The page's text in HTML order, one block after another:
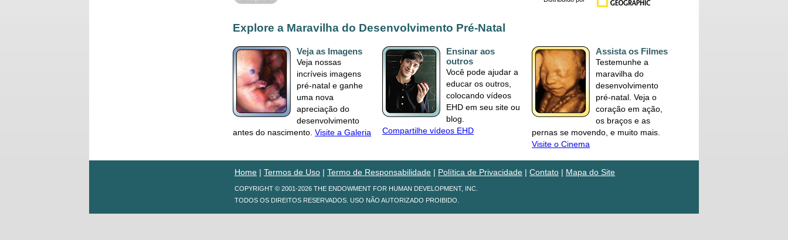
Explore a Maravilha do Desenvolvimento Pré-Natal
Veja as Imagens
Veja nossas
incríveis imagens
pré-natal e ganhe
uma nova
apreciação do
desenvolvimento
antes do nascimento. Visite a Galeria
Ensinar aos
outros
Você pode ajudar a
educar os outros,
colocando vídeos
EHD em seu site ou
blog.
Compartilhe vídeos EHD
Assista os Filmes
Testemunhe a
maravilha do
desenvolvimento
pré-natal. Veja o
coração em ação,
os braços e as
pernas se movendo, e muito mais.
Visite o Cinema
Home | Termos de Uso | Termo de Responsabilidade | Política de Privacidade | Contato | Mapa do Site
COPYRIGHT © 2001-2026 THE ENDOWMENT FOR HUMAN DEVELOPMENT, INC.
TODOS OS DIREITOS RESERVADOS. USO NÃO AUTORIZADO PROIBIDO.